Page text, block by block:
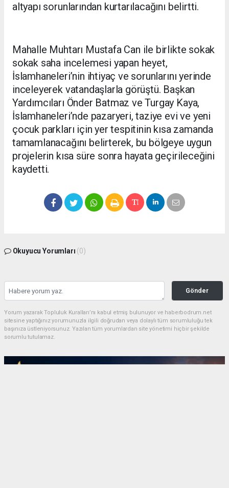
altyapı sorunlarından kurtarılacağını belirtti.
Mahalle Muhtarı Mustafa Can ile birlikte sokak
sokak saha incelemesi yapan heyet,
İslamhaneleri’nin ihtiyaç ve sorunlarını yerinde
inceleyerek vatandaşlarla görüştü. Başkan
Yardımcıları Önder Batmaz ve Turgay Kaya,
İslamhaneleri’nde pazaryeri, taziye evi ve yeni
çocuk parkları için yer tespitinin kısa zamanda
tamamlanacağını belirterek, bu bölgeye uygun
projelerin kısa süre sonra hayata geçirileceğini
kaydetti.
Okuyucu Yorumları (0)
Gönder
Yorum yazarak Topluluk Kuralları’nı kabul etmiş bulunuyor ve haberbodrum.net
sitesine yaptığınız yorumunuzla ilgili doğrudan veya dolaylı tüm sorumluluğu tek
başınıza üstleniyorsunuz. Yazılan tüm yorumlardan site yönetimi hiçbir şekilde
sorumlu tutulamaz.